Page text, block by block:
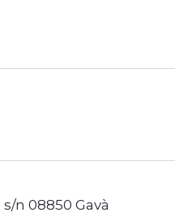
n 08850 Gavà